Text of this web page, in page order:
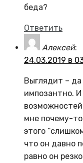
беда?
Ответить
Алексей:
24.03.2019 в
Выглядит –
импозантно.
возможностей
мне почему-
этого
что он давно
равно он